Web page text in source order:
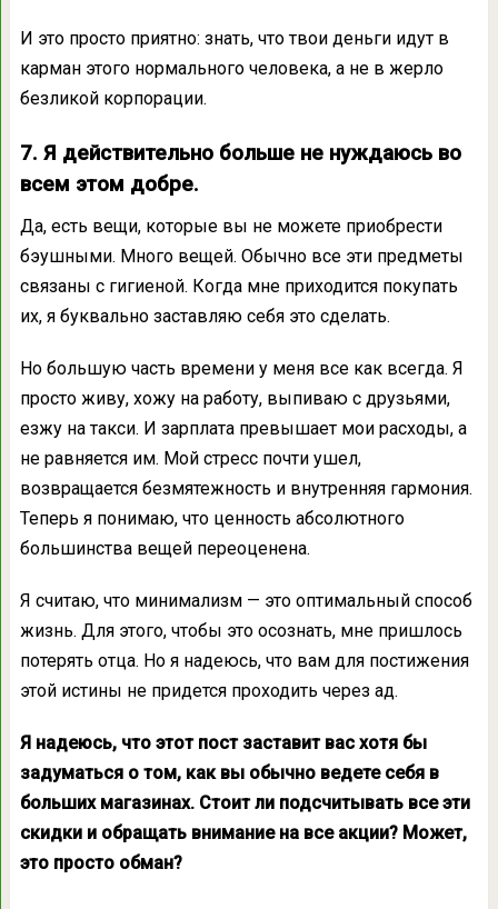
И это просто приятно: знать, что твои деньги идут в
карман этого нормального человека, а не в жерло
безликой корпорации.
7. Я действительно больше не нуждаюсь во
всем этом добре.
Да, есть вещи, которые вы не можете приобрести
бэушными. Много вещей. Обычно все эти предметы
связаны с гигиеной. Когда мне приходится покупать
их, я буквально заставляю себя это сделать.
Но большую часть времени у меня все как всегда. Я
просто живу, хожу на работу, выпиваю с друзьями,
езжу на такси. И зарплата превышает мои расходы, а
не равняется им. Мой стресс почти ушел,
возвращается безмятежность и внутренняя гармония.
Теперь я понимаю, что ценность абсолютного
большинства вещей переоценена.
Я считаю, что минимализм — это оптимальный способ
жизнь. Для этого, чтобы это осознать, мне пришлось
потерять отца. Но я надеюсь, что вам для постижения
этой истины не придется проходить через ад.
Я надеюсь, что этот пост заставит вас хотя бы
задуматься о том, как вы обычно ведете себя в
больших магазинах. Стоит ли подсчитывать все эти
скидки и обращать внимание на все акции? Может,
это просто обман?